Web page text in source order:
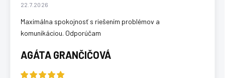
22.7.2026
Maximálna spokojnosť s riešením problémov a
komunikáciou. Odporúčam
AGÁTA GRANČIČOVÁ